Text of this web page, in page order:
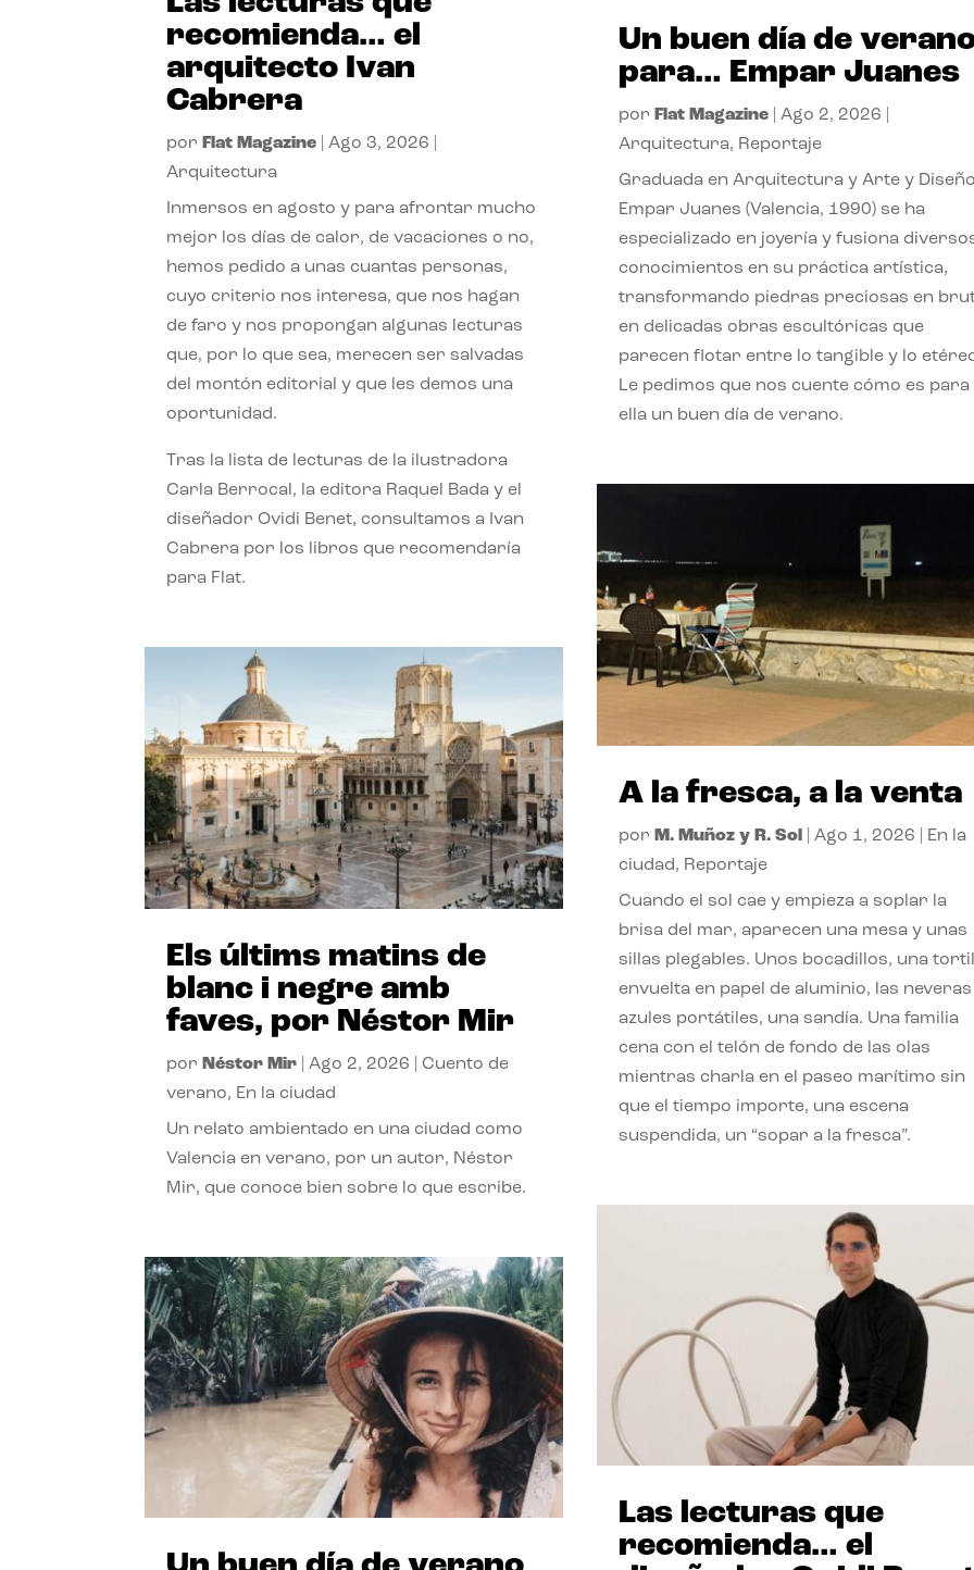
recomienda… el
arquitecto Ivan
Cabrera
por Flat Magazine |Ago 3, 2026
Arquitectura
Inmersos en agosto y para afrontar mucho
mejor los días de calor, de vacaciones o no,
hemos pedido a unas cuantas personas,
cuyo criterio nos interesa, que nos hagan
de faro y nos propongan algunas lecturas
que, por lo que sea, merecen ser salvadas
del montón editorial y que les demos una
oportunidad.
Tras la lista de lecturas de la ilustradora
Carla Berrocal, la editora Raquel Bada y el
diseñador Ovidi Benet, consultamos a Ivan
Cabrera por los libros que recomendaría
para Flat.
Els últims matins de
blanc i negre amb
faves, por Néstor Mir
por Néstor Mir |Ago 2, 2026 |Cuento de
verano, En la ciudad
Un relato ambientado en una ciudad como
Valencia en verano, por un autor, Néstor
Mir, que conoce bien sobre lo que escribe.
Un buen día de
para… Empar Juanes
por Flat Magazine| Ago 2, 2026
Arquitectura, Reportaje
Graduada en Arquitectura y Arte y
Empar Juanes (Valencia, 1990) se ha
especializado en joyería y fusiona
conocimientos en su práctica artística,
transformando piedras preciosas en
en delicadas obras escultóricas que
parecen flotar entre lo tangible y lo
Le pedimos que nos cuente cómo es para
ella un buen día de verano.
A la fresca, a la venta
por M. Muñoz y R. Sol Ago 1, 2026
En la
ciudad, Reportaje
Cuando el sol cae y empieza a soplar la
brisa del mar, aparecen una mesa y unas
sillas plegables. Unos bocadillos, una
envuelta en papel de aluminio, las neveras
azules portátiles, una sandía. Una familia
cena con el telón de fondo de las olas
mientras charla en el paseo marítimo sin
que el tiempo importe, una escena
suspendida, un “sopar a la fresca”.
Las lecturas que
recomienda… el